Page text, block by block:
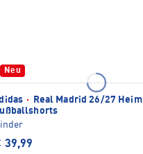
Neu
·
Real Madrid 26/27 Heim
39,99